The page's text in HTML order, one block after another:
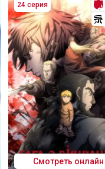
24 серия
Смотреть онлайн